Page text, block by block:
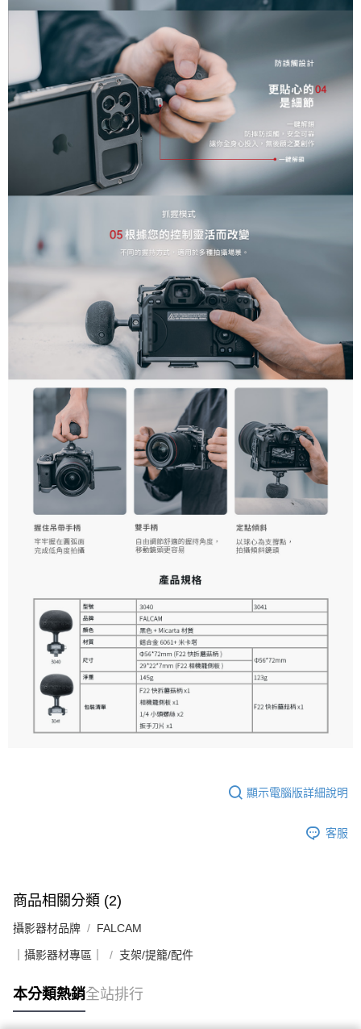
顯示電腦版詳細說明
客服
商品相關分類 (2)
攝影器材品牌 FALCAM
｜攝影器材專區｜ 支架/提籠/配件
本分類熱銷全站排行